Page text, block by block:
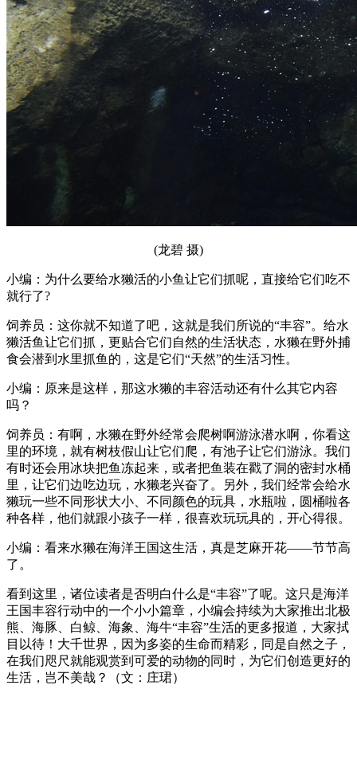
(龙碧 摄)
小编：为什么要给水獭活的小鱼让它们抓呢，直接给它们吃不
就行了?
饲养员：这你就不知道了吧，这就是我们所说的“丰容”。给水
獭活鱼让它们抓，更贴合它们自然的生活状态，水獭在野外捕
食会潜到水里抓鱼的，这是它们“天然”的生活习性。
小编：原来是这样，那这水獭的丰容活动还有什么其它内容
吗？
饲养员：有啊，水獭在野外经常会爬树啊游泳潜水啊，你看这
里的环境，就有树枝假山让它们爬，有池子让它们游泳。我们
有时还会用冰块把鱼冻起来，或者把鱼装在戳了洞的密封水桶
里，让它们边吃边玩，水獭老兴奋了。另外，我们经常会给水
獭玩一些不同形状大小、不同颜色的玩具，水瓶啦，圆桶啦各
种各样，他们就跟小孩子一样，很喜欢玩玩具的，开心得很。
小编：看来水獭在海洋王国这生活，真是芝麻开花——节节高
了。
看到这里，诸位读者是否明白什么是“丰容”了呢。这只是海洋
王国丰容行动中的一个小小篇章，小编会持续为大家推出北极
熊、海豚、白鲸、海象、海牛“丰容”生活的更多报道，大家拭
目以待！大千世界，因为多姿的生命而精彩，同是自然之子，
在我们咫尺就能观赏到可爱的动物的同时，为它们创造更好的
生活，岂不美哉？（文：庄珺）